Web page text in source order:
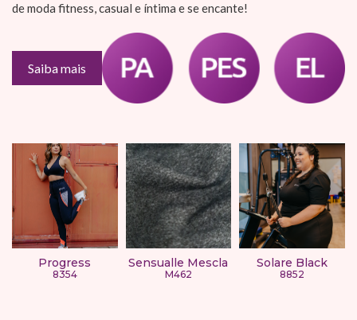
de moda fitness, casual e íntima e se encante!
Saiba mais
Progress
8354
Sensualle Mescla
M462
Solare Black
8852